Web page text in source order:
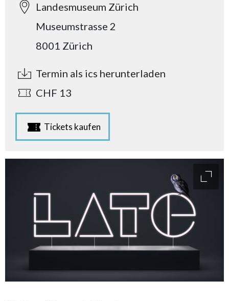
Landesmuseum Zürich
Museumstrasse 2
8001 Zürich
Termin als ics herunterladen
CHF 13
Tickets kaufen